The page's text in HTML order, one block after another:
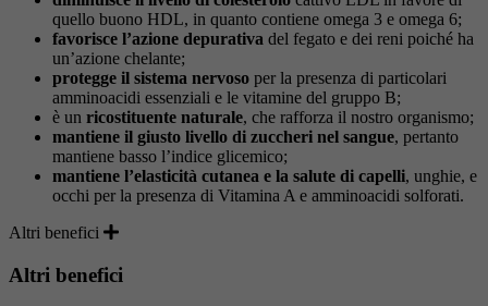
quello buono HDL, in quanto contiene omega 3 e omega 6;
favorisce l’azione depurativa del fegato e dei reni poiché ha
un’azione chelante;
protegge il sistema nervoso per la presenza di particolari
amminoacidi essenziali e le vitamine del gruppo B;
è un ricostituente naturale, che rafforza il nostro organismo;
mantiene il giusto livello di zuccheri nel sangue, pertanto
mantiene basso l’indice glicemico;
mantiene l’elasticità cutanea e la salute di capelli, unghie, e
occhi per la presenza di Vitamina A e amminoacidi solforati.
Altri benefici
Altri benefici